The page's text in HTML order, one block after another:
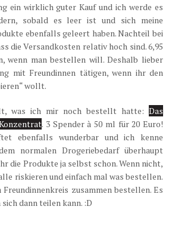
ein wirklich guter Kauf und ich werde es
sobald es leer ist und sich meine
ebenfalls geleert haben. Nachteil bei
die Versandkosten relativ hoch sind. 6,95
wenn man bestellen will. Deshalb lieber
mit Freundinnen tätigen, wenn ihr den
wollt.
was ich mir noch bestellt hatte: Das
. 3 Spender à 50 ml für 20 Euro!
ebenfalls wunderbar und ich kenne
normalen Drogeriebedarf überhaupt
die Produkte ja selbst schon. Wenn nicht,
riskieren und einfach mal was bestellen.
zusammen bestellen. Es
dann teilen kann. :D